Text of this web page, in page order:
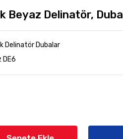
Beyaz Delinatör, Duba
Delinatör Dubalar
DE6